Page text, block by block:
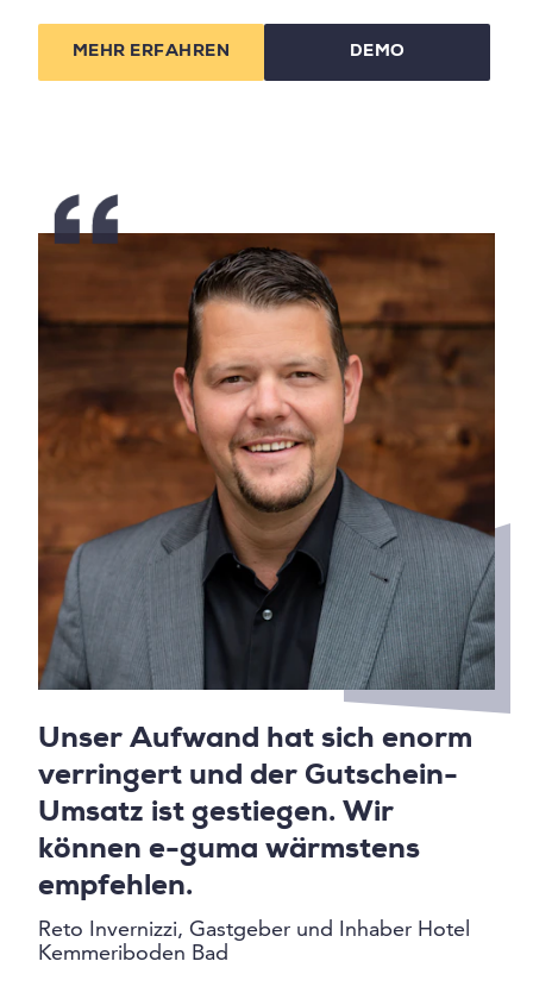
MEHR ERFAHREN DEMO
Unser Aufwand hat sich enorm
verringert und der Gutschein-
Umsatz ist gestiegen. Wir
können e-guma wärmstens
empfehlen.
Reto Invernizzi, Gastgeber und Inhaber Hotel
Kemmeriboden Bad